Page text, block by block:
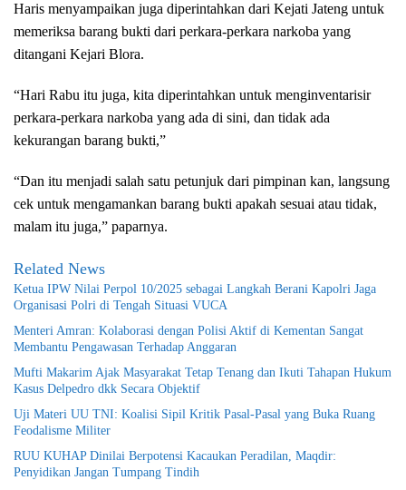
Haris menyampaikan juga diperintahkan dari Kejati Jateng untuk
memeriksa barang bukti dari perkara-perkara narkoba yang
ditangani Kejari Blora.
“Hari Rabu itu juga, kita diperintahkan untuk menginventarisir
perkara-perkara narkoba yang ada di sini, dan tidak ada
kekurangan barang bukti,”
“Dan itu menjadi salah satu petunjuk dari pimpinan kan, langsung
cek untuk mengamankan barang bukti apakah sesuai atau tidak,
malam itu juga,” paparnya.
Related News
Ketua IPW Nilai Perpol 10/2025 sebagai Langkah Berani Kapolri Jaga
Organisasi Polri di Tengah Situasi VUCA
Menteri Amran: Kolaborasi dengan Polisi Aktif di Kementan Sangat
Membantu Pengawasan Terhadap Anggaran
Mufti Makarim Ajak Masyarakat Tetap Tenang dan Ikuti Tahapan Hukum
Kasus Delpedro dkk Secara Objektif
Uji Materi UU TNI: Koalisi Sipil Kritik Pasal-Pasal yang Buka Ruang
Feodalisme Militer
RUU KUHAP Dinilai Berpotensi Kacaukan Peradilan, Maqdir:
Penyidikan Jangan Tumpang Tindih